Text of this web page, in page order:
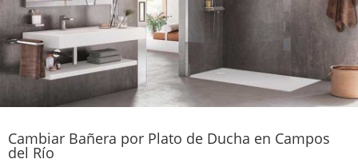
Cambiar Bañera por Plato de Ducha en Campos
del Río